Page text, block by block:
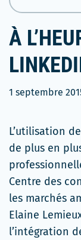
À
1 septembre
L’utilisation
de plus en
Centre des
les marchés
Elaine
l’intégration